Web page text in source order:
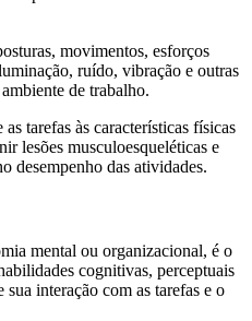
movimentos, esforços
ruído, vibração e outras
de trabalho.
tarefas às características físicas
lesões musculoesqueléticas e
desempenho das atividades.
mental ou organizacional, é o
cognitivas, perceptuais
interação com as tarefas e o